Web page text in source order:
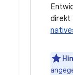
direkt